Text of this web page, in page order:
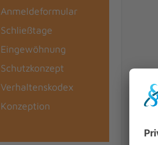
Anmeldeformular
Schließtage
Eingewöhnung
Schutzkonzept
Verhaltenskodex
Konzeption